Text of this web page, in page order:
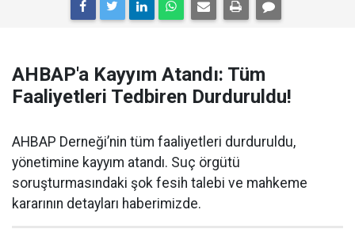
AHBAP'a Kayyım Atandı: Tüm
Faaliyetleri Tedbiren Durduruldu!
AHBAP Derneği’nin tüm faaliyetleri durduruldu,
yönetimine kayyım atandı. Suç örgütü
soruşturmasındaki şok fesih talebi ve mahkeme
kararının detayları haberimizde.